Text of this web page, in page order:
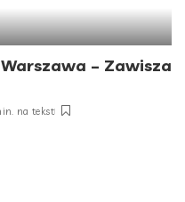
– Zawisza
na tekst